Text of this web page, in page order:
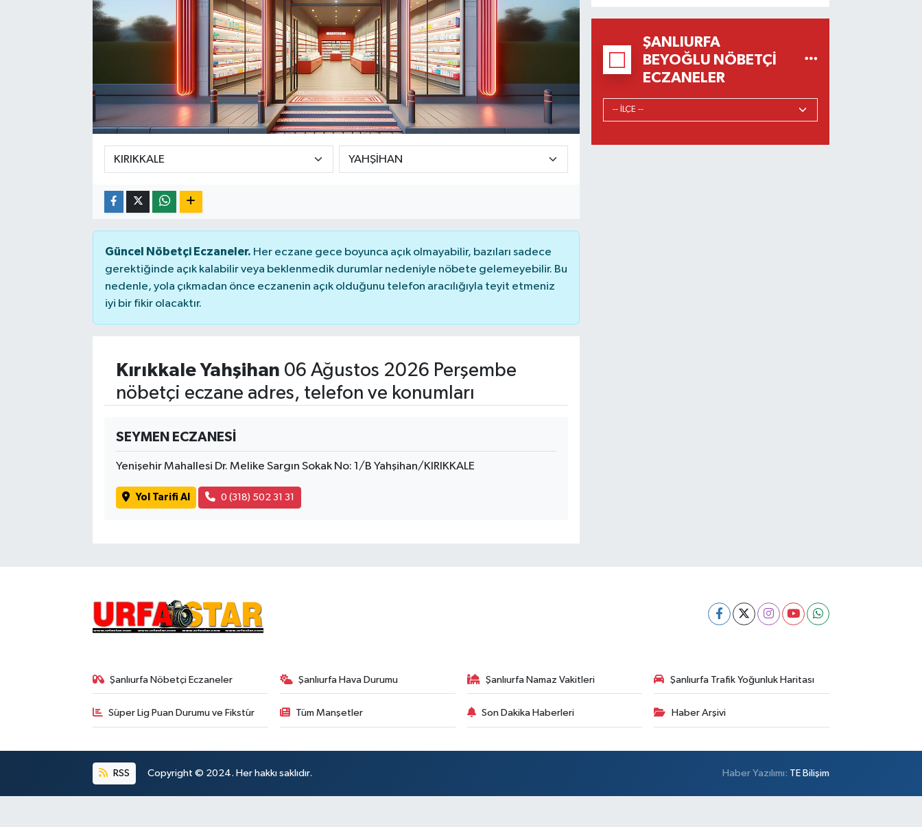
Güncel Nöbetçi Eczaneler. Her eczane gece boyunca açık olmayabilir, bazıları sadece
gerektiğinde açık kalabilir veya beklenmedik durumlar nedeniyle nöbete gelemeyebilir. Bu
nedenle, yola çıkmadan önce eczanenin açık olduğunu telefon aracılığıyla teyit etmeniz
iyi bir fikir olacaktır.
Kırıkkale Yahşihan 06 Ağustos 2026 Perşembe
nöbetçi eczane adres, telefon ve konumları
SEYMEN ECZANESİ
Yenişehir Mahallesi Dr. Melike Sargın Sokak No: 1/B Yahşihan/KIRIKKALE
Yol Tarifi Al 0 (318) 502 31 31
ŞANLIURFA
BEYOĞLU NÖBETÇI
ECZANELER
Şanlıurfa Nöbetçi Eczaneler Şanlıurfa Hava Durumu Şanlıurfa Namaz Vakitleri Şanlıurfa Trafik Yoğunluk Haritası
Süper Lig Puan Durumu ve Fikstür Tüm Manşetler Son Dakika Haberleri Haber Arşivi
RSS Copyright © 2024. Her hakkı saklıdır. Haber Yazılımı: TE Bilişim